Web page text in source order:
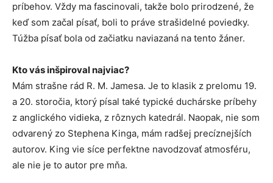
príbehov. Vždy ma fascinovali, takže bolo prirodzené, že
keď som začal písať, boli to práve strašidelné poviedky.
Túžba písať bola od začiatku naviazaná na tento žáner.
Kto vás inšpiroval najviac?
Mám strašne rád R. M. Jamesa. Je to klasik z prelomu 19.
a 20. storočia, ktorý písal také typické duchárske príbehy
z anglického vidieka, z rôznych katedrál. Naopak, nie som
odvarený zo Stephena Kinga, mám radšej precíznejších
autorov. King vie síce perfektne navodzovať atmosféru,
ale nie je to autor pre mňa.